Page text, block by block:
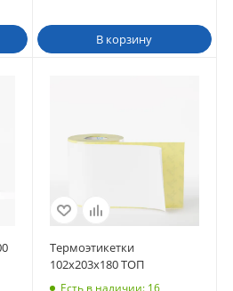
В корзину
Термоэтикетки
102х203х180 ТОП
Есть в наличии: 16